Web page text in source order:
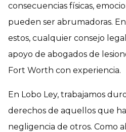
consecuencias físicas,
pueden ser abrumadoras.
estos, cualquier consejo
apoyo de abogados de
Fort Worth con experiencia.
En Lobo Ley, trabajamos
derechos de aquellos que
negligencia de otros. Como